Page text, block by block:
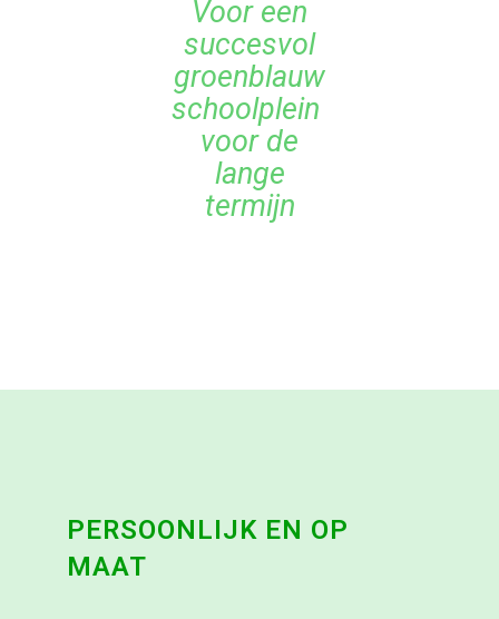
Voor een
succesvol
groenblauw
schoolplein
voor de
lange
termijn
PERSOONLIJK EN OP
MAAT